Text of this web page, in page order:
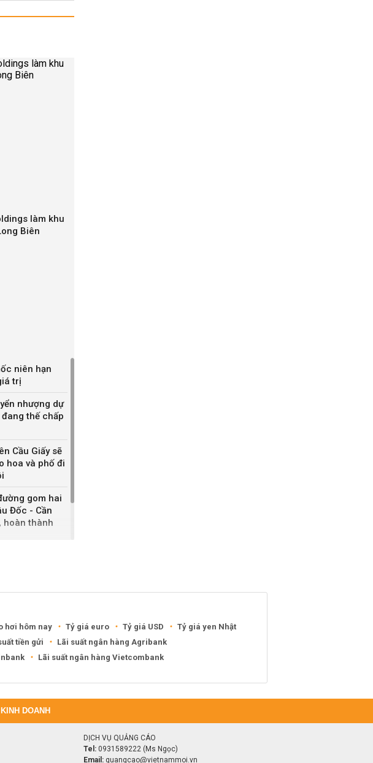
làm khu
Biên
niên hạn
trị
nhượng dự
thế chấp
Cầu Giấy sẽ
hoa và phố đi
gom hai
Đốc - Cần
hoàn thành
hơi hôm nay Tỷ giá euro Tỷ giá USD
Tỷ giá yen Nhật
tiền gửi
Lãi suất ngân hàng Agribank
Lãi suất ngân hàng Vietcombank
KINH DOANH
DỊCH VỤ QUẢNG CÁO
Tel: 0931589222 (Ms Ngọc)
Email: quangcao@vietnammoi.vn